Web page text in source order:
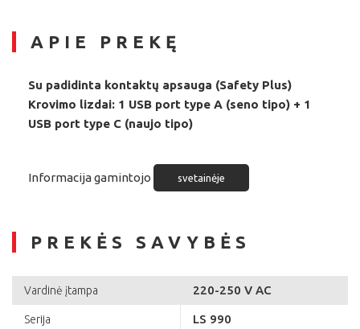
APIE PREKĘ
Su padidinta kontaktų apsauga (Safety Plus)
Krovimo lizdai: 1 USB port type A (seno tipo) + 1
USB port type C (naujo tipo)
Informacija gamintojo svetainėje
PREKĖS SAVYBĖS
Vardinė įtampa 220-250 V AC
Serija LS 990